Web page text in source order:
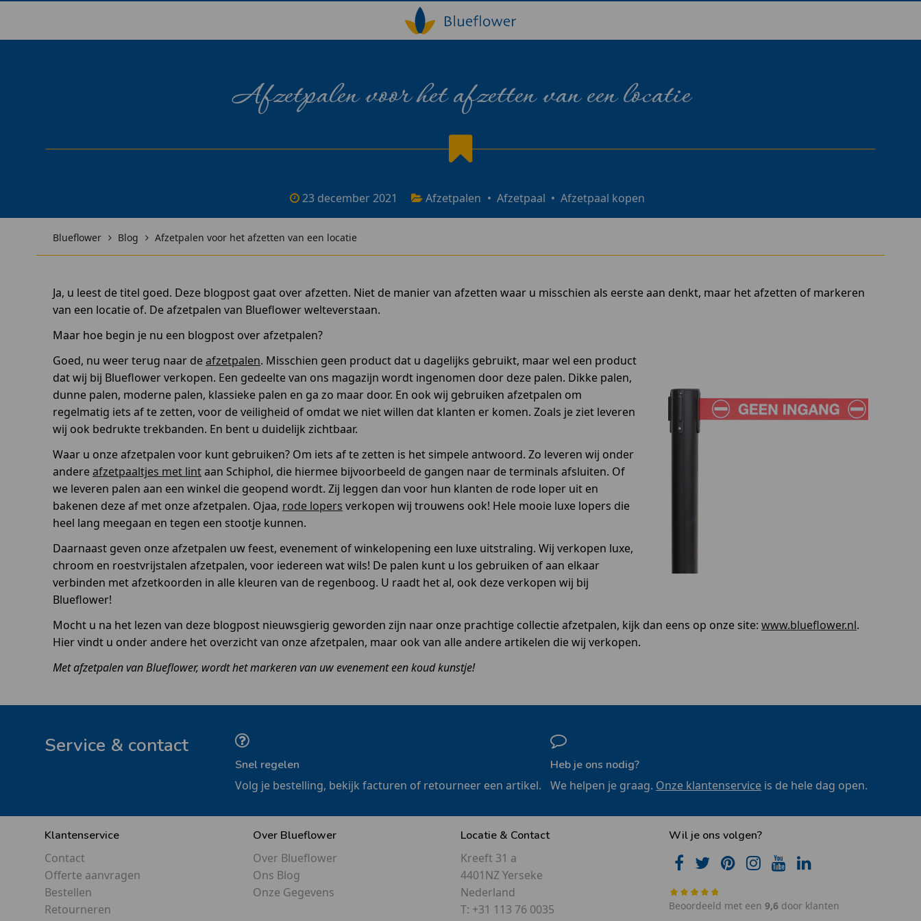
Afzetpalen voor het afzetten van een locatie
23 december 2021 Afzetpalen • Afzetpaal • Afzetpaal kopen
Blueflower Blog Afzetpalen voor het afzetten van een locatie
Ja, u leest de titel goed. Deze blogpost gaat over afzetten. Niet de manier van afzetten waar u misschien als eerste aan denkt, maar het afzetten of markeren
van een locatie of. De afzetpalen van Blueflower welteverstaan.
Maar hoe begin je nu een blogpost over afzetpalen?
Goed, nu weer terug naar deafzetpalen. Misschien geen product dat u dagelijks gebruikt, maar wel een product
dat wij bij Blueflower verkopen. Een gedeelte van ons magazijn wordt ingenomen door deze palen. Dikke palen,
dunne palen, moderne palen, klassieke palen en ga zo maar door. En ook wij gebruiken afzetpalen om
regelmatig iets af te zetten, voor de veiligheid of omdat we niet willen dat klanten er komen. Zoals je ziet leveren
wij ook bedrukte trekbanden. En bent u duidelijk zichtbaar.
Waar u onze afzetpalen voor kunt gebruiken? Om iets af te zetten is het simpele antwoord. Zo leveren wij onder
andereafzetpaaltjes met lintaan Schiphol, die hiermee bijvoorbeeld de gangen naar de terminals afsluiten. Of
we leveren palen aan een winkel die geopend wordt. Zij leggen dan voor hun klanten de rode loper uit en
bakenen deze af met onze afzetpalen. Ojaa, rode lopers verkopen wij trouwens ook! Hele mooie luxe lopers die
heel lang meegaan en tegen een stootje kunnen.
Daarnaast geven onze afzetpalen uw feest, evenement of winkelopening een luxe uitstraling. Wij verkopen luxe,
chroom en roestvrijstalen afzetpalen, voor iedereen wat wils! De palen kunt u los gebruiken of aan elkaar
verbinden met afzetkoorden in alle kleuren van de regenboog. U raadt het al, ook deze verkopen wij bij
Blueflower!
Mocht u na het lezen van deze blogpost nieuwsgierig geworden zijn naar onze prachtige collectie afzetpalen, kijk dan eens op onze site: www.blueflower.nl.
Hier vindt u onder andere het overzicht van onze afzetpalen, maar ook van alle andere artikelen die wij verkopen.
Met afzetpalen van Blueflower, wordt het markeren van uw evenement een koud kunstje!
Service & contact
Snel regelen
Volg je bestelling, bekijk facturen of retourneer een artikel.
Heb je ons nodig?
We helpen je graag. Onze klantenservice is de hele dag open.
Klantenservice
Contact
Offerte aanvragen
Bestellen
Retourneren
Over Blueflower
Over Blueflower
Ons Blog
Onze Gegevens
Locatie & Contact
Kreeft 31 a
4401NZ Yerseke
Nederland
T: +31 113 76 0035
Wil je ons volgen?
Beoordeeld met een 9,6door klanten